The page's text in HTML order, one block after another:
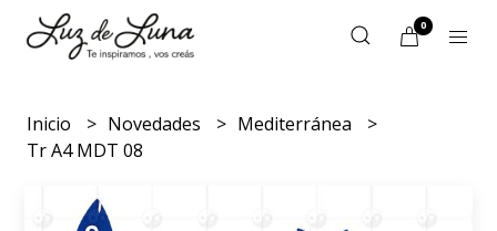
0
Inicio Novedades
Mediterránea
Tr A4 MDT 08